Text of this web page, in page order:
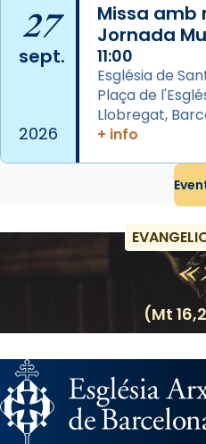
que les santes són
Mataró en
...Ver más
View on Facebook · Share
27
sept.
2026
Missa amb
Jornada
11:00
Església de
Plaça de
Llobregat,
+ info
(Mt